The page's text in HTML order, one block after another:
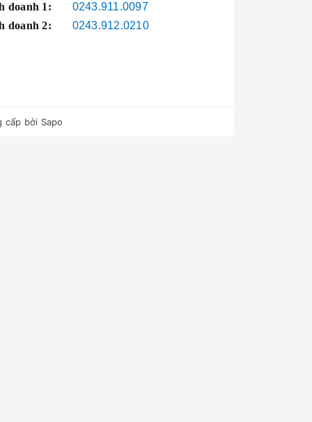
doanh 1:
0243.911.0097
doanh 2:
0243.912.0210
cấp bởi Sapo